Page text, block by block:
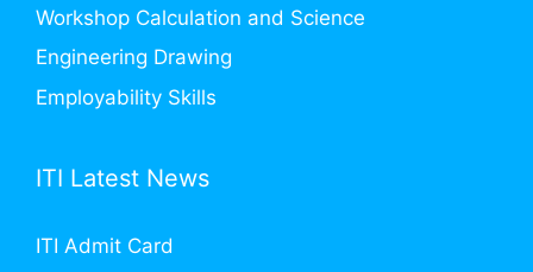
Workshop Calculation and Science
Engineering Drawing
Employability Skills
ITI Latest News
ITI Admit Card